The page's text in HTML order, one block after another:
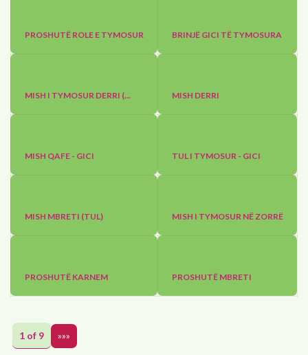
PROSHUTË ROLE E TYMOSUR BRINJË GICI TË TYMOSURA
MISH I TYMOSUR DERRI (... MISH DERRI
MISH QAFE - GICI TUL I TYMOSUR - GICI
MISH MBRETI (TUL) MISH I TYMOSUR NË ZORRË
PROSHUTË KARNEM PROSHUTË MBRETI
1 of 9 »»»